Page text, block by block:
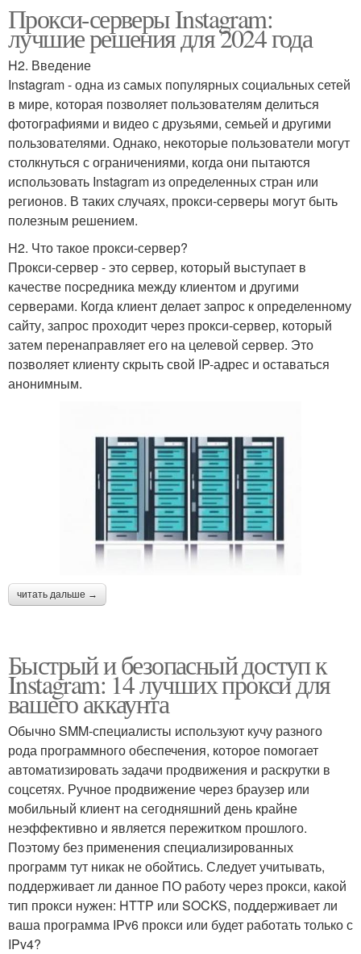
Прокси-серверы Instagram:
лучшие решения для 2024 года
H2. Введение
Instagram - одна из самых популярных социальных сетей
в мире, которая позволяет пользователям делиться
фотографиями и видео с друзьями, семьей и другими
пользователями. Однако, некоторые пользователи могут
столкнуться с ограничениями, когда они пытаются
использовать Instagram из определенных стран или
регионов. В таких случаях, прокси-серверы могут быть
полезным решением.
H2. Что такое прокси-сервер?
Прокси-сервер - это сервер, который выступает в
качестве посредника между клиентом и другими
серверами. Когда клиент делает запрос к определенному
сайту, запрос проходит через прокси-сервер, который
затем перенаправляет его на целевой сервер. Это
позволяет клиенту скрыть свой IP-адрес и оставаться
анонимным.
читать дальше →
Быстрый и безопасный доступ к
Instagram: 14 лучших прокси для
вашего аккаунта
Обычно SMM-специалисты используют кучу разного
рода программного обеспечения, которое помогает
автоматизировать задачи продвижения и раскрутки в
соцсетях. Ручное продвижение через браузер или
мобильный клиент на сегодняшний день крайне
неэффективно и является пережитком прошлого.
Поэтому без применения специализированных
программ тут никак не обойтись. Следует учитывать,
поддерживает ли данное ПО работу через прокси, какой
тип прокси нужен: HTTP или SOCKS, поддерживает ли
ваша программа IPv6 прокси или будет работать только с
IPv4?